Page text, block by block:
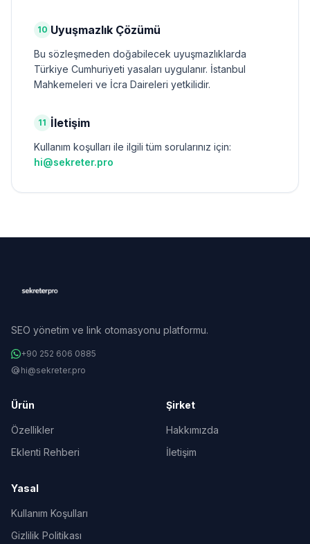
10 Uyuşmazlık Çözümü
Bu sözleşmeden doğabilecek uyuşmazlıklarda
Türkiye Cumhuriyeti yasaları uygulanır. İstanbul
Mahkemeleri ve İcra Daireleri yetkilidir.
11 İletişim
Kullanım koşulları ile ilgili tüm sorularınız için:
hi@sekreter.pro
SEO yönetim ve link otomasyonu platformu.
+90 252 606 0885
alternate_email hi@sekreter.pro
Ürün
Özellikler
Eklenti Rehberi
Şirket
Hakkımızda
İletişim
Yasal
Kullanım Koşulları
Gizlilik Politikası